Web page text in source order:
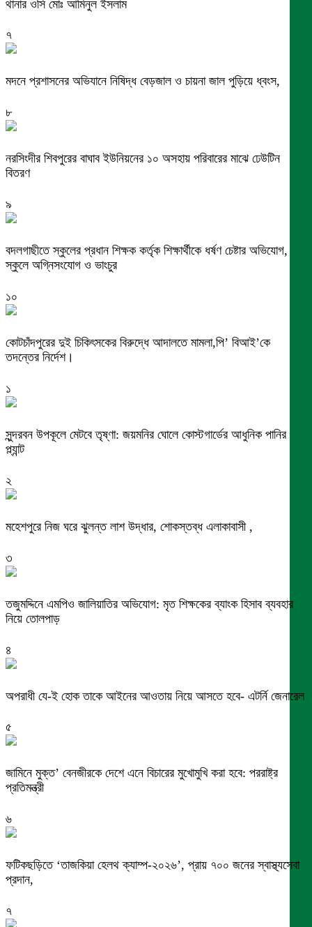
থানার ওসি মোঃ আমিনুল ইসলাম
৭
মদনে প্রশাসনের অভিযানে নিষিদ্ধ বেড়জাল ও চায়না জাল পুড়িয়ে ধ্বংস,
৮
নরসিংদীর শিবপুরের বাঘাব ইউনিয়নের ১০ অসহায় পরিবারের মাঝে ঢেউটিন
বিতরণ
৯
বদলগাছীতে স্কুলের প্রধান শিক্ষক কর্তৃক শিক্ষার্থীকে ধর্ষণ চেষ্টার অভিযোগ,
স্কুলে অগ্নিসংযোগ ও ভাংচুর
১০
কোটচাঁদপুরের দুই চিকিৎসকের বিরুদ্ধে আদালতে মামলা,পি’ বিআই’কে
তদন্তের নির্দেশ।
১
সুন্দরবন উপকূলে মেটবে তৃষ্ণা: জয়মনির ঘোলে কোস্টগার্ডের আধুনিক পানির
প্ল্যান্ট
২
মহেশপুরে নিজ ঘরে ঝুলন্ত লাশ উদ্ধার, শোকস্তব্ধ এলাকাবাসী ,
৩
তজুমদ্দিনে এমপিও জালিয়াতির অভিযোগ: মৃত শিক্ষকের ব্যাংক হিসাব ব্যবহার
নিয়ে তোলপাড়
৪
অপরাধী যে-ই হোক তাকে আইনের আওতায় নিয়ে আসতে হবে- এটর্নি জেনারেল
৫
জামিনে মুক্ত’ বেনজীরকে দেশে এনে বিচারের মুখোমুখি করা হবে: পররাষ্ট্র
প্রতিমন্ত্রী
৬
ফটিকছড়িতে ‘তাজকিয়া হেলথ ক্যাম্প-২০২৬’, প্রায় ৭০০ জনের স্বাস্থ্যসেবা
প্রদান,
৭